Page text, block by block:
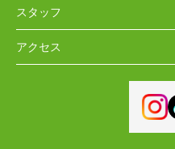
スタッフ
アクセス